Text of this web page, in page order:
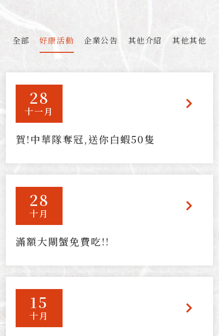
全部 好康活動 企業公告 其他介紹 其他其他
28
十一月
賀!中華隊奪冠,送你白蝦50隻
28
十月
滿額大閘蟹免費吃!!
15
十月